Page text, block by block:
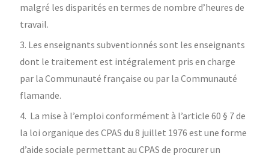
malgré les disparités en termes de nombre d’heures de
travail.
3. Les enseignants subventionnés sont les enseignants
dont le traitement est intégralement pris en charge
par la Communauté française ou par la Communauté
flamande.
4. La mise à l’emploi conformément à l’article 60 § 7 de
la loi organique des CPAS du 8 juillet 1976 est une forme
d’aide sociale permettant au CPAS de procurer un